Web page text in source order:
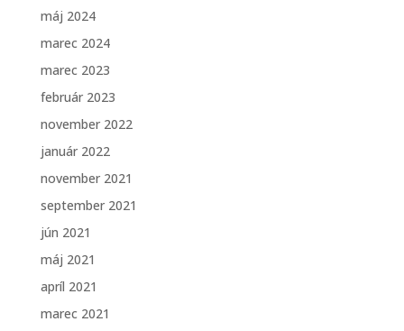
máj 2024
marec 2024
marec 2023
február 2023
november 2022
január 2022
november 2021
september 2021
jún 2021
máj 2021
apríl 2021
marec 2021